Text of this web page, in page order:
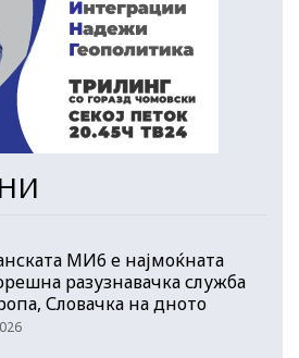
МИ6 е најмоќната
разузнавачка служба
Словачка на дното